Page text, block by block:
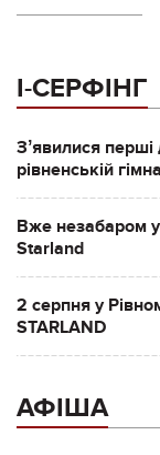
І-СЕРФІНГ
Зʼявилися перші
рівненській
Вже незабаром у
Starland
2 серпня у
STARLAND
АФІША